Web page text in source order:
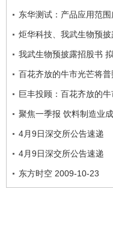
东华测试：产品应用范
炬华科技、我武生物预披
我武生物预披露招股书
百花齐放的牛市光芒将
巨丰投顾：百花齐放的
聚焦一季报 饮料制造业
4月9日深交所公告速递
4月9日深交所公告速递
东方时空 2009-10-23